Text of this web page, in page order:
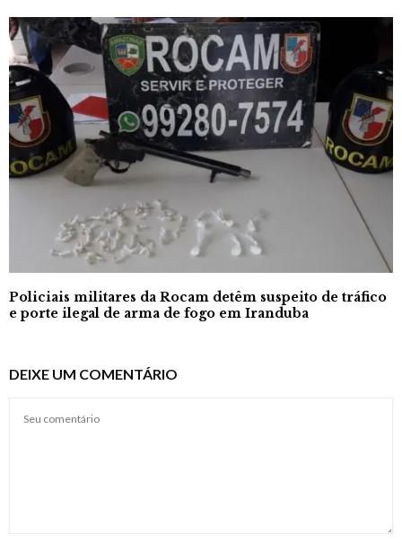
Policiais militares da Rocam detêm suspeito de tráfico
e porte ilegal de arma de fogo em Iranduba
DEIXE UM COMENTÁRIO